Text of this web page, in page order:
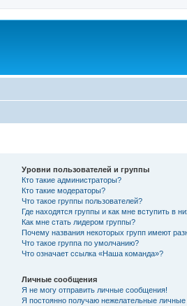
Уровни пользователей и группы
Кто такие администраторы?
Кто такие модераторы?
Что такое группы пользователей?
Где находятся группы и как мне вступить в
Как мне стать лидером группы?
Почему названия некоторых групп имеют
Что такое группа по умолчанию?
Что означает ссылка «Наша команда»?
Личные сообщения
Я не могу отправить личные сообщения!
Я постоянно получаю нежелательные